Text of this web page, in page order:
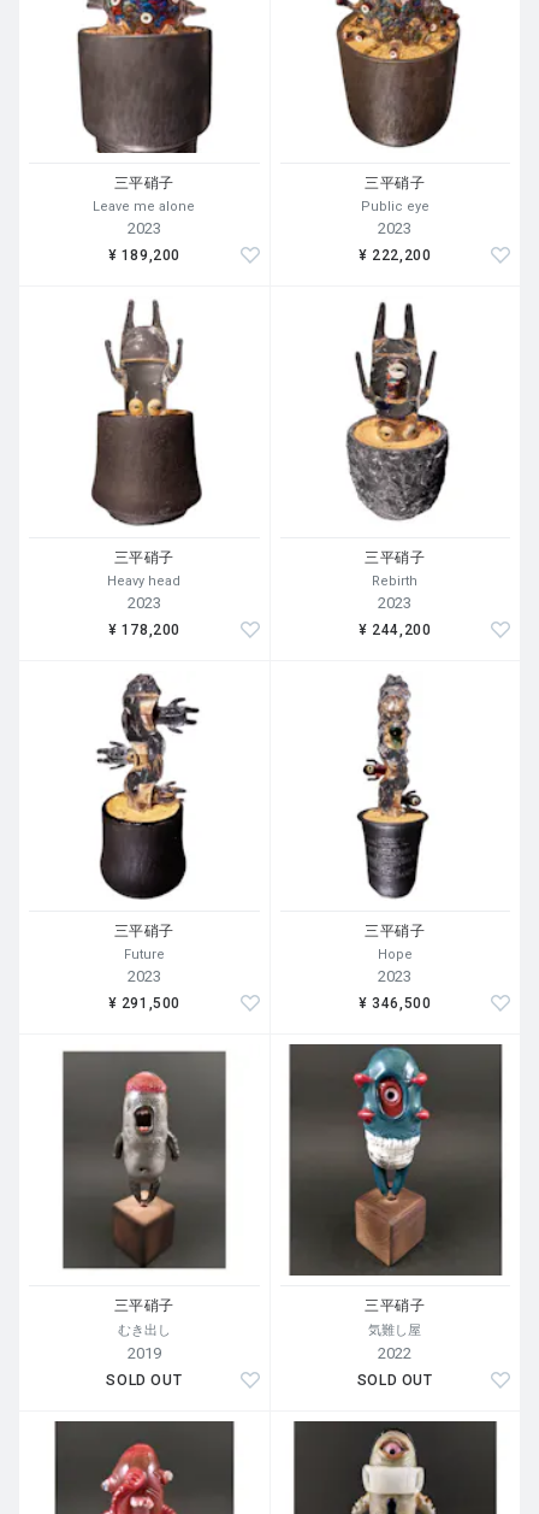
三平硝子
Leave me alone
2023
¥ 189,200
三平硝子
Public eye
2023
¥ 222,200
三平硝子
Heavy head
2023
¥ 178,200
三平硝子
Rebirth
2023
¥ 244,200
三平硝子
Future
2023
¥ 291,500
三平硝子
Hope
2023
¥ 346,500
三平硝子
むき出し
2019
SOLD OUT
三平硝子
気難し屋
2022
SOLD OUT